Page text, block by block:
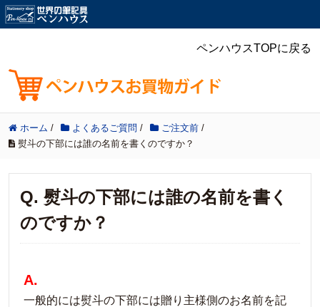
ペンハウスTOPに戻る
ホーム / よくあるご質問 / ご注文前 /
熨斗の下部には誰の名前を書くのですか？
Q. 熨斗の下部には誰の名前を書く
のですか？
A.
一般的には熨斗の下部には贈り主様側のお名前を記